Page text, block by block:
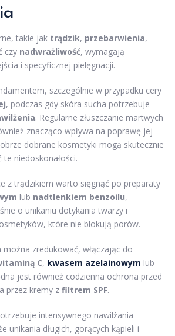
takie jak trądzik, przebarwienia,
czy nadwrażliwość, wymagają
i specyficznej pielęgnacji.
szczególnie w przypadku cery
, podczas gdy skóra sucha potrzebuje
. Regularne złuszczanie martwych
znacząco wpływa na poprawę jej
dobrane kosmetyki mogą skutecznie
te niedoskonałości.
z trądzikiem warto sięgnąć po preparaty
lub nadtlenkiem benzoilu,
o unikaniu dotykania twarzy i
które nie blokują porów.
zredukować, włączając do
C, kwasem azelainowym lub
jest również codzienna ochrona przed
przez kremy z filtrem SPF.
intensywnego nawilżania
unikania długich, gorących kąpieli i